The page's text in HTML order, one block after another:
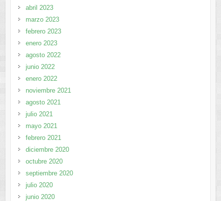
abril 2023
marzo 2023
febrero 2023
enero 2023
agosto 2022
junio 2022
enero 2022
noviembre 2021
agosto 2021
julio 2021
mayo 2021
febrero 2021
diciembre 2020
octubre 2020
septiembre 2020
julio 2020
junio 2020